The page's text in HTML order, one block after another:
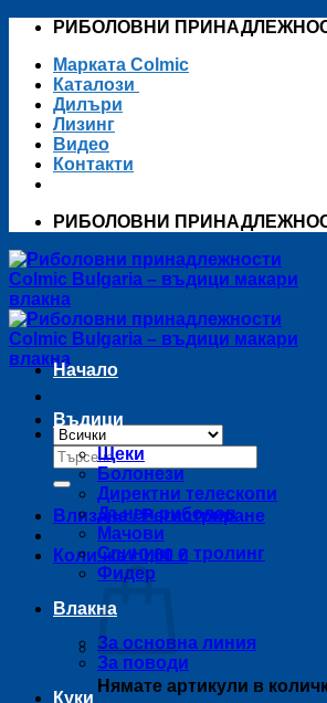
Skip
content
РИБОЛОВНИ
Марката Colmic
Каталози
Дилъри
Лизинг
Видео
Контакти
РИБОЛОВНИ
Търсене
за:
Влизане / Регистриране
Количка /0,00 €
Нямате артикули в
Начало
Въдици
Щеки
Болонези
Директни телескопи
Дънен риболов
Мачови
Спининг и тролинг
Фидер
Влакна
За основна линия
За поводи
Куки